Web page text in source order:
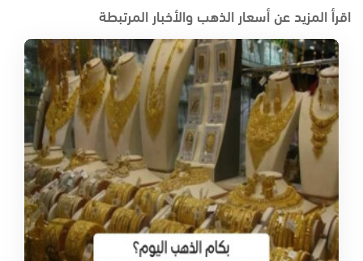
اقرأ المزيد عن أسعار الذهب والأخبار المرتبطة